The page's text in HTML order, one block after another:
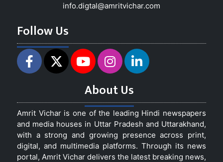
info.digtal@amritvichar.com
Follow Us
About Us
Amrit Vichar is one of the leading Hindi newspapers
and media houses in Uttar Pradesh and Uttarakhand,
with a strong and growing presence across print,
digital, and multimedia platforms. Through its news
portal, Amrit Vichar delivers the latest breaking news,